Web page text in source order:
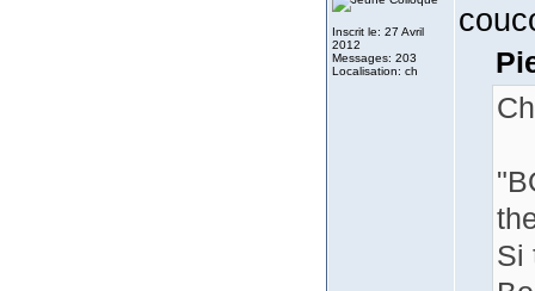
Inscrit le: 27 Avril
2012
Messages: 203
Localisation: ch
Si